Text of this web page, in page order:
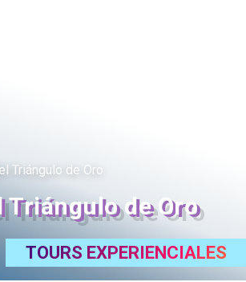
TOURS EXPERIENCIALES
Triángulo de Oro
Triángulo de Oro